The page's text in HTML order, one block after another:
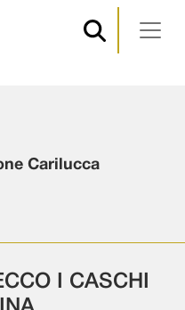
Carilucca
I CASCHI